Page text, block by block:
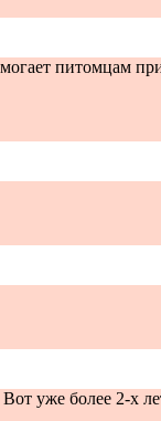
питомцам
уже более 2-х